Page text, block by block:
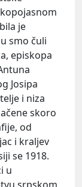
je
smo čuli
, episkopa
Josipa
i niza
skoro
od
i kraljev
se 1918.
u